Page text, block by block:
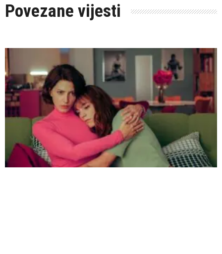
Povezane vijesti